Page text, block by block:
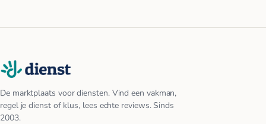
De marktplaats voor diensten. Vind een vakman,
regel je dienst of klus, lees echte reviews. Sinds
2003.